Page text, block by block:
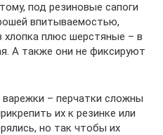
под резиновые сапоги
впитываемостью,
хлопка плюс шерстяные – в
А также они не фиксируют
– перчатки сложны
их к резинке или
но так чтобы их